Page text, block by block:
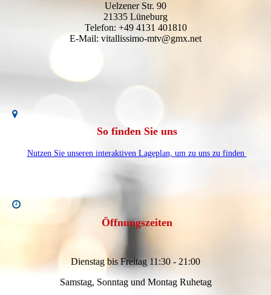
Uelzener Str. 90
21335 Lüneburg
Telefon: +49 4131 401810
E-Mail: vitallissimo-mtv@gmx.net
So finden Sie uns
Nutzen Sie unseren interaktiven Lageplan, um zu uns zu finden
Öffnungszeiten
Dienstag bis Freitag 11:30 - 21:00
Samstag, Sonntag und Montag Ruhetag